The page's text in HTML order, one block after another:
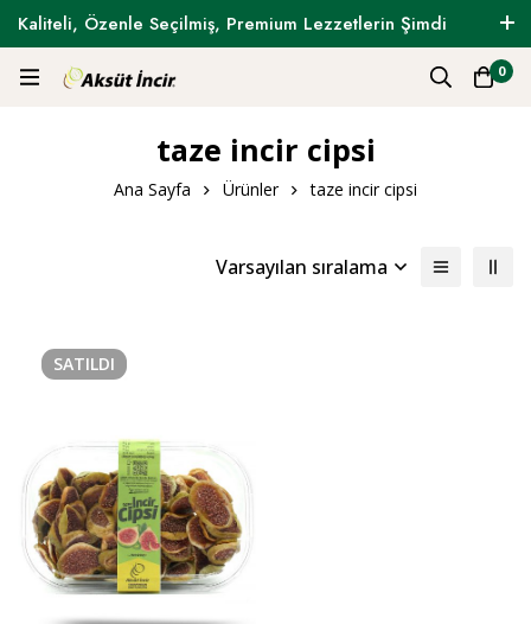
Kaliteli, Özenle Seçilmiş, Premium Lezzetlerin Şimdi
Tam Zamanı !
0
taze incir cipsi
Ana Sayfa Ürünler taze incir cipsi
Varsayılan sıralama
SATILDI